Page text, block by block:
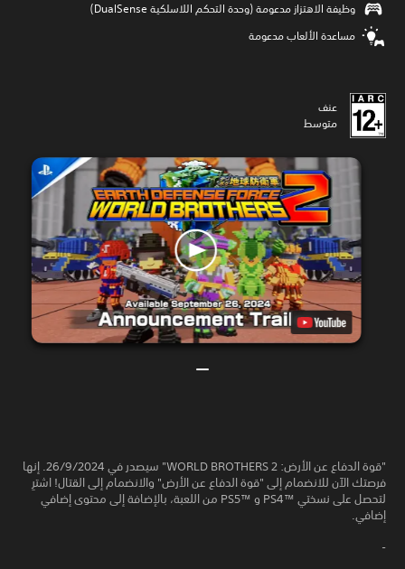
وظيفة الاهتزاز مدعومة (وحدة التحكم اللاسلكية DualSense‏)
مساعدة الألعاب مدعومة
عنف
متوسط
"قوة الدفاع عن الأرض: WORLD BROTHERS 2" سيصدر في 26/9/2024. إنها
فرصتك الآن للانضمام إلى "قوة الدفاع عن الأرض" والانضمام إلى القتال! اشترِ
لتحصل على نسختي ™PS4 و ™PS5 من اللعبة، بالإضافة إلى محتوى إضافي
إضافي.
-